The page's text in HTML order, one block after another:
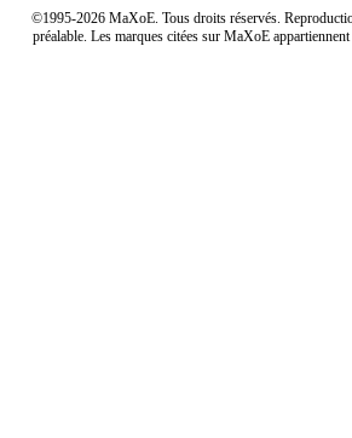
©1995-2026 MaXoE. Tous droits réservés.
préalable. Les marques citées sur MaXoE